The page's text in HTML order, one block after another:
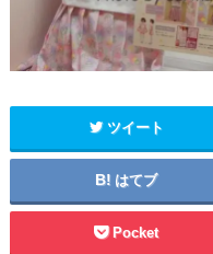
ツイート
はてブ
Pocket